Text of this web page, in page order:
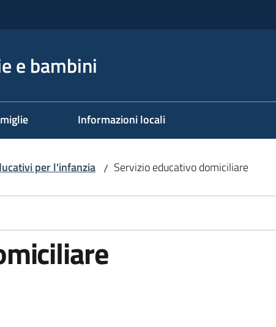
e bambini
Informazioni locali
per l'infanzia / Servizio educativo domiciliare